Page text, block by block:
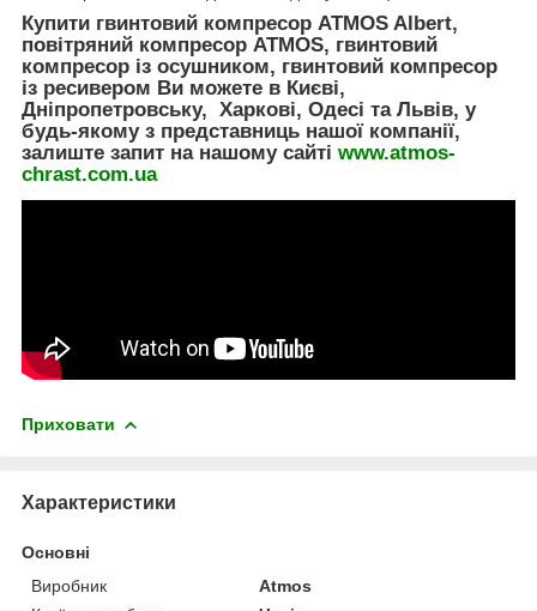
Купити гвинтовий компресор ATMOS Albert,
повітряний компресор ATMOS, гвинтовий
компресор із осушником, гвинтовий компресор
із ресивером Ви можете в Києві,
Дніпропетровську, Харкові, Одесі та Львів, у
будь-якому з представниць нашої компанії,
залиште запит на нашому сайті www.atmos-
chrast.com.ua
Приховати
Характеристики
Основні
Виробник
Atmos